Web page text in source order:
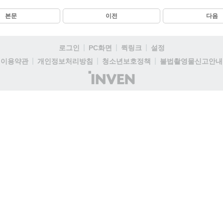
본문 이전 다음
로그인 PC화면 퀵링크
설정
이용약관
개인정보처리방침 청소년보호정책
불법촬영물신고안내
(주)
인